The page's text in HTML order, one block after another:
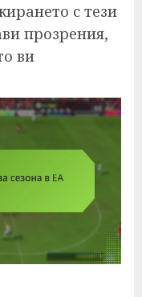
с тези
прозрения,
ви